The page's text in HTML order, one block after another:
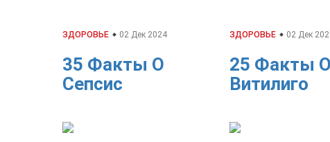
ЗДОРОВЬЕ 02 Дек 2024
35 Факты О
Сепсис
ЗДОРОВЬЕ 02 Дек
25 Факты
Витилиго